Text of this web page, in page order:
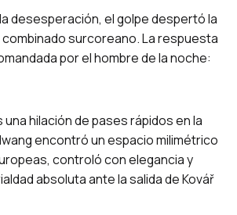
desesperación, el golpe despertó la
surcoreano. La respuesta
por el hombre de la noche:
una hilación de pases rápidos en la
encontró un espacio milimétrico
controló con elegancia y
absoluta ante la salida de Kovář